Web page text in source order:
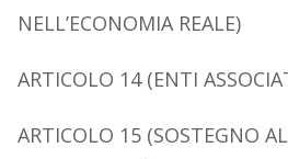
NELL’ECONOMIA REALE)
ARTICOLO 14 (ENTI A
ARTICOLO 15 (SOSTEGNO